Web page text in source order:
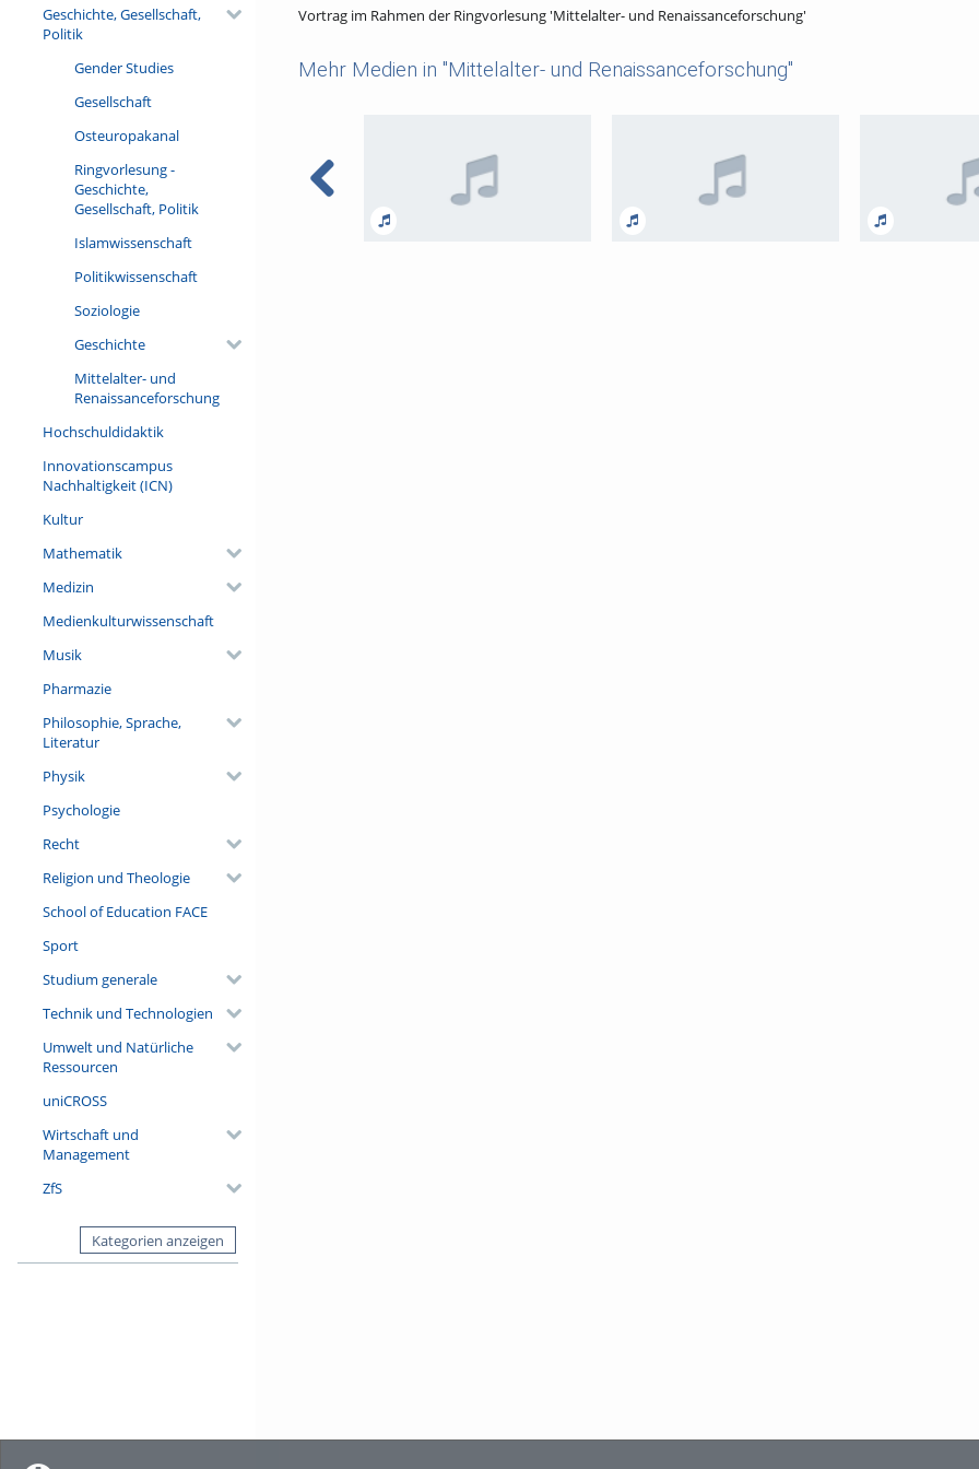
Geschichte, Gesellschaft,
Politik
Gender Studies
Gesellschaft
Osteuropakanal
Ringvorlesung -
Geschichte,
Gesellschaft, Politik
Islamwissenschaft
Politikwissenschaft
Soziologie
Geschichte
Mittelalter- und
Renaissanceforschung
Hochschuldidaktik
Innovationscampus
Nachhaltigkeit (ICN)
Kultur
Mathematik
Medizin
Medienkulturwissenschaft
Musik
Pharmazie
Philosophie, Sprache,
Literatur
Physik
Psychologie
Recht
Religion und Theologie
School of Education FACE
Sport
Studium generale
Technik und Technologien
Umwelt und Natürliche
Ressourcen
uniCROSS
Wirtschaft und
Management
ZfS
Kategorien anzeigen
Vortrag im Rahmen der Ringvorlesung 'Mittelalter- und Renaissanceforschung'
Mehr Medien in "Mittelalter- und Renaissanceforschung"